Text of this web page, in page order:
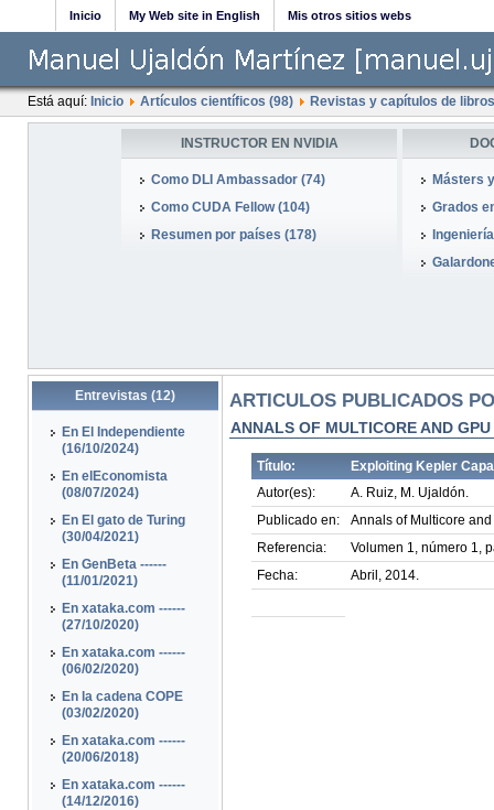
Inicio My Web site in English Mis otros sitios webs
Está aquí: Inicio Artículos científicos (98) Revistas y capítulos de
INSTRUCTOR EN NVIDIA
Como DLI Ambassador (74)
Como CUDA Fellow (104)
Resumen por países (178)
Másters
Grados
Entrevistas (12)
En El Independiente
(16/10/2024)
En elEconomista
(08/07/2024)
En El gato de Turing
(30/04/2021)
En GenBeta ------
(11/01/2021)
En xataka.com ------
(27/10/2020)
En xataka.com ------
(06/02/2020)
En la cadena COPE
(03/02/2020)
En xataka.com ------
(20/06/2018)
En xataka.com ------
(14/12/2016)
ARTICULOS PUBLICADOS
ANNALS OF MULTICORE AND
Título:
Exploiting Kepler
Autor(es):
A. Ruiz, M. Ujaldón.
Publicado en:
Annals of Multicore
Referencia:
Volumen 1, número 1,
Fecha:
Abril, 2014.